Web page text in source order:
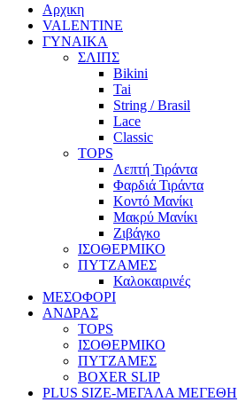
Αρχικη
VALENTINE
ΓΥΝΑΙΚΑ
ΣΛΙΠΣ
Bikini
Tai
String / Brasil
Lace
Classic
TOPS
Λεπτή Τιράντα
Φαρδιά Τιράντα
Κοντό Μανίκι
Μακρύ Μανίκι
Ζιβάγκο
ΙΣΟΘΕΡΜΙΚΟ
ΠΥΤΖΑΜΕΣ
Καλοκαιρινές
ΜΕΣΟΦΟΡΙ
ΑΝΔΡΑΣ
TOPS
ΙΣΟΘΕΡΜΙΚΟ
ΠΥΤΖΑΜΕΣ
BOXER SLIP
PLUS SIZE-ΜΕΓΑΛΑ ΜΕΓΕΘΗ